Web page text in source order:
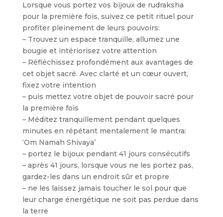
Lorsque vous portez vos bijoux de rudraksha
pour la première fois, suivez ce petit rituel pour
profiter pleinement de leurs pouvoirs:
– Trouvez un espace tranquille, allumez une
bougie et intériorisez votre attention
– Réfléchissez profondément aux avantages de
cet objet sacré. Avec clarté et un cœur ouvert,
fixez votre intention
– puis mettez votre objet de pouvoir sacré pour
la première fois
– Méditez tranquillement pendant quelques
minutes en répétant mentalement le mantra:
‘Om Namah Shivaya’
– portez le bijoux pendant 41 jours consécutifs
– après 41 jours, lorsque vous ne les portez pas,
gardez-les dans un endroit sûr et propre
– ne les laissez jamais toucher le sol pour que
leur charge énergétique ne soit pas perdue dans
la terre